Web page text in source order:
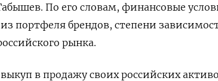
По его словам, финансовые
из портфеля брендов, степени
рынка.
в продажу своих российских